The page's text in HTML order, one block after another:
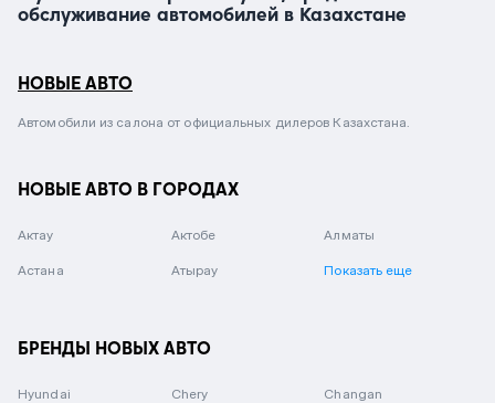
обслуживание автомобилей в Казахстане
НОВЫЕ АВТО
Автомобили из салона от официальных дилеров Казахстана.
НОВЫЕ АВТО В ГОРОДАХ
Актау Актобе Алматы
Астана Атырау Показать еще
БРЕНДЫ НОВЫХ АВТО
Hyundai Chery Changan